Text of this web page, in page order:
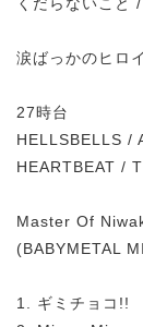
涙ばっかのヒロ
27時台
HELLSBELLS /
HEARTBEAT /
Master Of
(BABYMETAL
1. ギミチョコ!!